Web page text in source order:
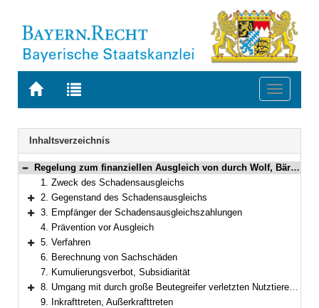
Zur
BAYERN.RECHT
Zur
letzten
Suche
Toggle
Navigation
Inhaltsverzeichnis
Bereich reduzieren
Regelung zum finanziellen Ausgleich von durch Wolf, Bär oder Luchs verursachten Schäden
1. Zweck des Schadensausgleichs
Bereich erweitern
2. Gegenstand des Schadensausgleichs
Bereich erweitern
3. Empfänger der Schadensausgleichszahlungen
4. Prävention vor Ausgleich
Bereich erweitern
5. Verfahren
6. Berechnung von Sachschäden
7. Kumulierungsverbot, Subsidiarität
Bereich erweitern
8. Umgang mit durch große Beutegreifer verletzten Nutztieren und Gebrauchshunden
9. Inkrafttreten, Außerkrafttreten